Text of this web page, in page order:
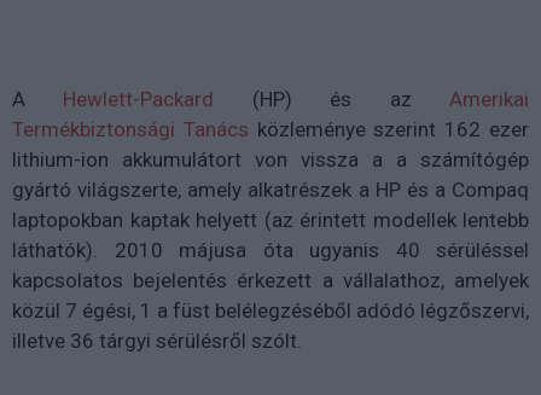
A Hewlett-Packard (HP) és az Amerikai
Termékbiztonsági Tanács közleménye szerint 162 ezer
lithium-ion akkumulátort von vissza a a számítógép
gyártó világszerte, amely alkatrészek a HP és a Compaq
laptopokban kaptak helyett (az érintett modellek lentebb
láthatók). 2010 májusa óta ugyanis 40 sérüléssel
kapcsolatos bejelentés érkezett a vállalathoz, amelyek
közül 7 égési, 1 a füst belélegzéséből adódó légzőszervi,
illetve 36 tárgyi sérülésről szólt.